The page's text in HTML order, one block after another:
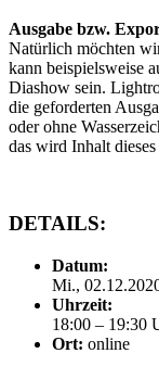
Ausgabe bzw.
Natürlich möchten
kann beispielsweise
Diashow sein.
die geforderten
oder ohne
das wird Inhalt dieses
DETAILS:
Datum:
Mi.,
Uhrzeit:
18:00 – 19:30
Ort: online